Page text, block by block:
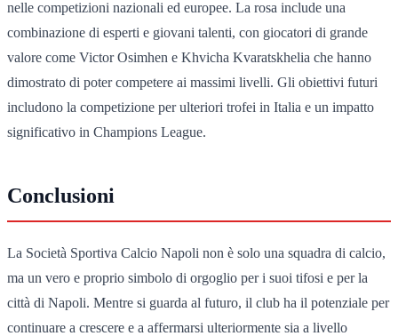
nelle competizioni nazionali ed europee. La rosa include una
combinazione di esperti e giovani talenti, con giocatori di grande
valore come Victor Osimhen e Khvicha Kvaratskhelia che hanno
dimostrato di poter competere ai massimi livelli. Gli obiettivi futuri
includono la competizione per ulteriori trofei in Italia e un impatto
significativo in Champions League.
Conclusioni
La Società Sportiva Calcio Napoli non è solo una squadra di calcio,
ma un vero e proprio simbolo di orgoglio per i suoi tifosi e per la
città di Napoli. Mentre si guarda al futuro, il club ha il potenziale per
continuare a crescere e a affermarsi ulteriormente sia a livello